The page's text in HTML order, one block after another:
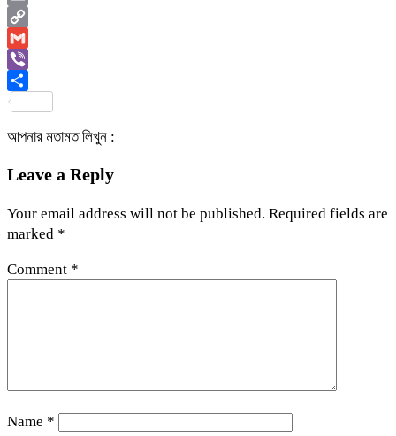
Email
Copy
Link
Gmail
Viber
আপনার মতামত লিখুন :
Leave a Reply
Your email address will not be published. Required fields are
marked *
Comment *
Name *